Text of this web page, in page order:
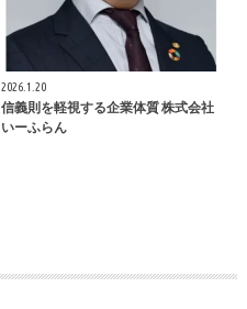
2026.1.20
信義則を軽視する企業体質 株式会社
いーふらん